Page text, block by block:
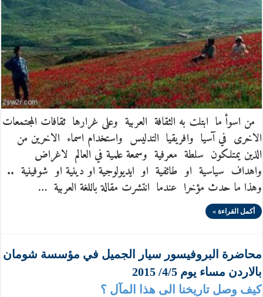
من اسوأ ما ابتلت به الثقافة العربية وعلى غرارها ثقافات المجتمعات
الاخرى في آسيا وافريقيا التدليس واستخدام اسماء الاخرين من
الذين يمتلكون سلطة معرفية وسمعة علمية في العالم لاغراض
واهداف سياسية او طائفية او ايديولوجية او دينية او شوفينية ..
وهذا ما حدث مؤخرا عندما انتشرت مقالة باللغة العربية …
أكمل القراءة »
محاضرة البروفيسور سيار الجميل في مؤسسة شومان
بالاردن مساء يوم 4/5/ 2015
كيف وصل تاريخنا الى هذا المآل ؟